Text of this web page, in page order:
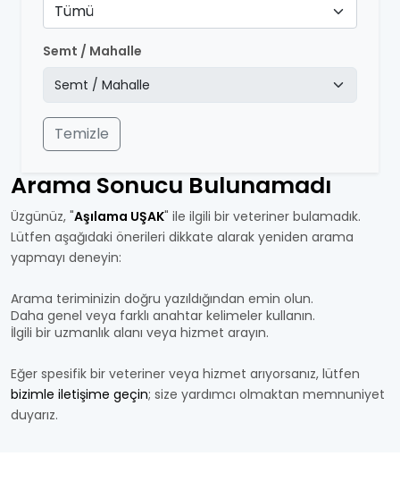
Tümü
Semt / Mahalle
Temizle
Arama Sonucu Bulunamadı
Üzgünüz, "Aşılama UŞAK" ile ilgili bir veteriner bulamadık.
Lütfen aşağıdaki önerileri dikkate alarak yeniden arama
yapmayı deneyin:
Arama teriminizin doğru yazıldığından emin olun.
Daha genel veya farklı anahtar kelimeler kullanın.
İlgili bir uzmanlık alanı veya hizmet arayın.
Eğer spesifik bir veteriner veya hizmet arıyorsanız, lütfen
bizimle iletişime geçin; size yardımcı olmaktan memnuniyet
duyarız.